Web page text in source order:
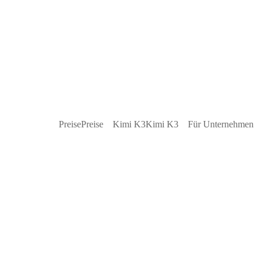
PreisePreise Kimi K3Kimi K3 Für Unternehmen